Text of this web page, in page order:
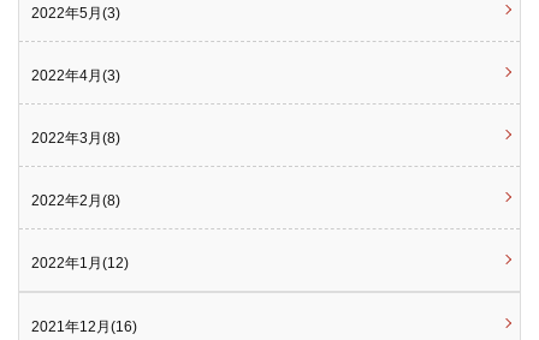
2022年5月(3)
2022年4月(3)
2022年3月(8)
2022年2月(8)
2022年1月(12)
2021年12月(16)